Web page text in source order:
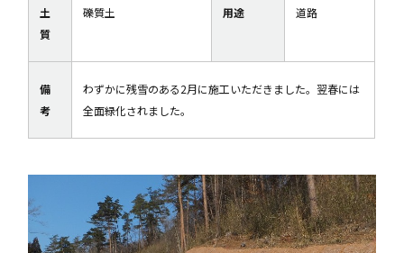
土
質
礫質土 用途 道路
備
考
わずかに残雪のある2月に施工いただきました。翌春には
全面緑化されました。